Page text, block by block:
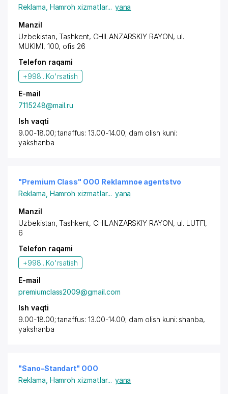
Reklama Hamroh xizmatlar... yana
Manzil
Uzbekistan,Tashkent, CHILANZARSKIY RAYON, ul.
MUKIMI, 100, ofis 26
Telefon raqami
+998...Ko'rsatish
E-mail
7115248@mail.ru
Ish vaqti
9.00-18.00; tanaffus: 13.00-14.00; dam olish kuni:
yakshanba
"Premium Class" OOO Reklamnoe agentstvo
Reklama Hamroh xizmatlar... yana
Manzil
Uzbekistan,Tashkent, CHILANZARSKIY RAYON, ul. LUTFI,
6
Telefon raqami
+998...Ko'rsatish
E-mail
premiumclass2009@gmail.com
Ish vaqti
9.00-18.00; tanaffus: 13.00-14.00; dam olish kuni: shanba,
yakshanba
"Sano-Standart" OOO
Reklama Hamroh xizmatlar... yana